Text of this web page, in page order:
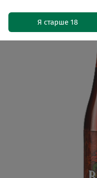
Я старше 18